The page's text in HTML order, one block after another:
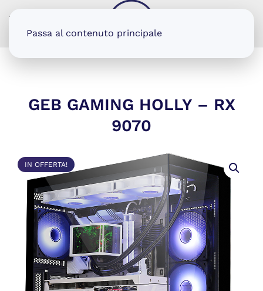
Passa al contenuto principale
GEB GAMING HOLLY – RX
9070
IN OFFERTA!